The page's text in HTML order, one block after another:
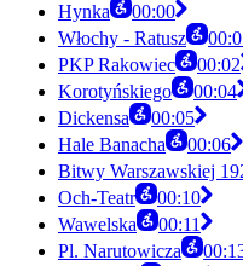
Hynka
00:00
Włochy - Ratusz
PKP Rakowiec
00:02
Korotyńskiego
00:04
Dickensa
00:05
Hale Banacha
00:06
Bitwy Warszawskiej
Och-Teatr
00:10
Wawelska
00:11
Pl. Narutowicza